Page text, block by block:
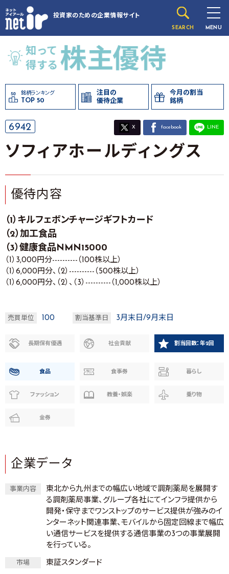
投資家のための企業情報サイト
SEARCH MENU
銘柄ランキング
TOP 50
注目の
優待企業
今月の割当
銘柄
6942 X facebook LINE
ソフィアホールディングス
優待内容
（1）キルフェボンチャージギフトカード
（2）加工食品
（3）健康食品NMN15000
（1）3,000円分----------（100株以上）
（1）6,000円分、（2）----------（500株以上）
（1）6,000円分、（2）、（3）----------（1,000株以上）
売買単位 100 割当基準日 3月末日/9月末日
長期保有優遇 社会貢献 割当回数：年2回
食品 食事券 暮らし
ファッション 教養・娯楽 乗り物
金券
企業データ
事業内容
東北から九州までの幅広い地域で調剤薬局を展開す
る調剤薬局事業、グループ各社にてインフラ提供から
開発・保守までワンストップのサービス提供が強みのイ
ンターネット関連事業、モバイルから固定回線まで幅広
い通信サービスを提供する通信事業の3つの事業展開
を行っている。
市場 東証スタンダード